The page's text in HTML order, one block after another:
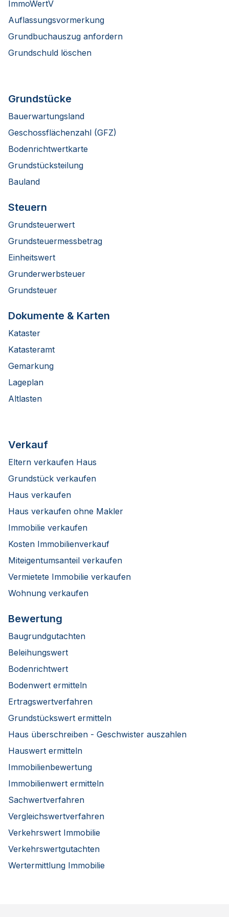
ImmoWertV
Auflassungsvormerkung
Grundbuchauszug anfordern
Grundschuld löschen
Grundstücke
Bauerwartungsland
Geschossflächenzahl (GFZ)
Bodenrichtwertkarte
Grundstücksteilung
Bauland
Steuern
Grundsteuerwert
Grundsteuermessbetrag
Einheitswert
Grunderwerbsteuer
Grundsteuer
Dokumente & Karten
Kataster
Katasteramt
Gemarkung
Lageplan
Altlasten
Verkauf
Eltern verkaufen Haus
Grundstück verkaufen
Haus verkaufen
Haus verkaufen ohne Makler
Immobilie verkaufen
Kosten Immobilienverkauf
Miteigentumsanteil verkaufen
Vermietete Immobilie verkaufen
Wohnung verkaufen
Bewertung
Baugrundgutachten
Beleihungswert
Bodenrichtwert
Bodenwert ermitteln
Ertragswertverfahren
Grundstückswert ermitteln
Haus überschreiben - Geschwister auszahlen
Hauswert ermitteln
Immobilienbewertung
Immobilienwert ermitteln
Sachwertverfahren
Vergleichswertverfahren
Verkehrswert Immobilie
Verkehrswertgutachten
Wertermittlung Immobilie